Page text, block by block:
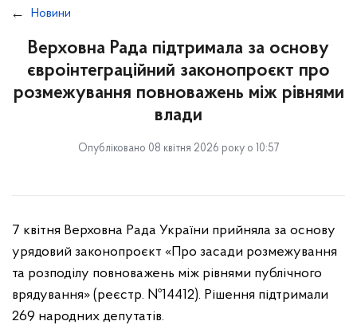
Новини
Верховна Рада підтримала за основу
євроінтеграційний законопроєкт про
розмежування повноважень між рівнями
влади
Опубліковано 08 квітня 2026 року о 10:57
7 квітня Верховна Рада України прийняла за основу
урядовий законопроєкт «Про засади розмежування
та розподілу повноважень між рівнями публічного
врядування» (реєстр. №14412). Рішення підтримали
269 народних депутатів.